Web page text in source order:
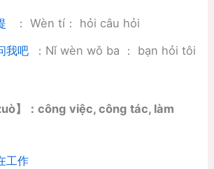
： Wèn tí： hỏi câu hỏi
我吧
：Nǐ wèn wǒ ba ： bạn hỏi tôi
】 ： công việc, công tác, làm
工作